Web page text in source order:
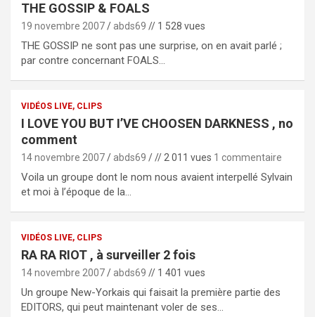
THE GOSSIP & FOALS
19 novembre 2007 abds69 // 1 528 vues
THE GOSSIP ne sont pas une surprise, on en avait parlé ;
par contre concernant FOALS…
VIDÉOS LIVE, CLIPS
I LOVE YOU BUT I’VE CHOOSEN DARKNESS , no
comment
14 novembre 2007 abds69 // 2 011 vues 1 commentaire
Voila un groupe dont le nom nous avaient interpellé Sylvain
et moi à l’époque de la…
VIDÉOS LIVE, CLIPS
RA RA RIOT , à surveiller 2 fois
14 novembre 2007 abds69 // 1 401 vues
Un groupe New-Yorkais qui faisait la première partie des
EDITORS, qui peut maintenant voler de ses…